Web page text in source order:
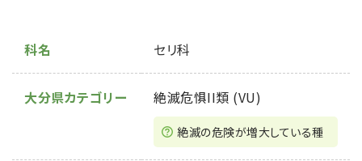
科名 セリ科
大分県カテゴリー 絶滅危惧II類 (VU)
絶滅の危険が増⼤している種